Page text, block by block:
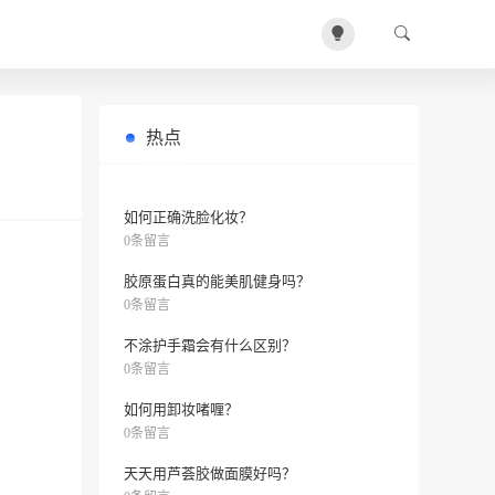
热点
如何正确洗脸化妆？
0条留言
胶原蛋白真的能美肌健身吗？
0条留言
不涂护手霜会有什么区别？
0条留言
如何用卸妆啫喱？
0条留言
天天用芦荟胶做面膜好吗？